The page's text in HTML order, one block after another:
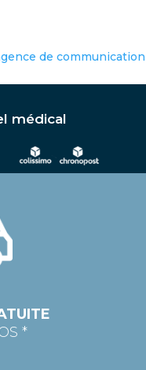
de communication
médical
*